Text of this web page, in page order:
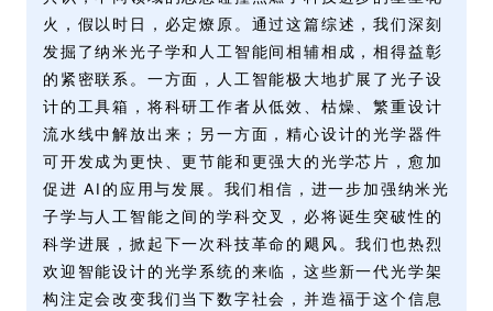
火，假以时日，必定燎原。通过这篇综述，我们深刻
发掘了纳米光子学和人工智能间相辅相成，相得益彰
的紧密联系。一方面，人工智能极大地扩展了光子设
计的工具箱，将科研工作者从低效、枯燥、繁重设计
流水线中解放出来；另一方面，精心设计的光学器件
可开发成为更快、更节能和更强大的光学芯片，愈加
促进 AI的应用与发展。我们相信，进一步加强纳米光
子学与人工智能之间的学科交叉，必将诞生突破性的
科学进展，掀起下一次科技革命的飓风。我们也热烈
欢迎智能设计的光学系统的来临，这些新一代光学架
构注定会改变我们当下数字社会，并造福于这个信息